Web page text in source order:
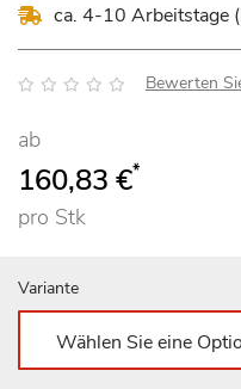
ca. 4-10 Arbeitstage
Bewertung: Bewerten
ab
160,83 €*
pro Stk
Variante